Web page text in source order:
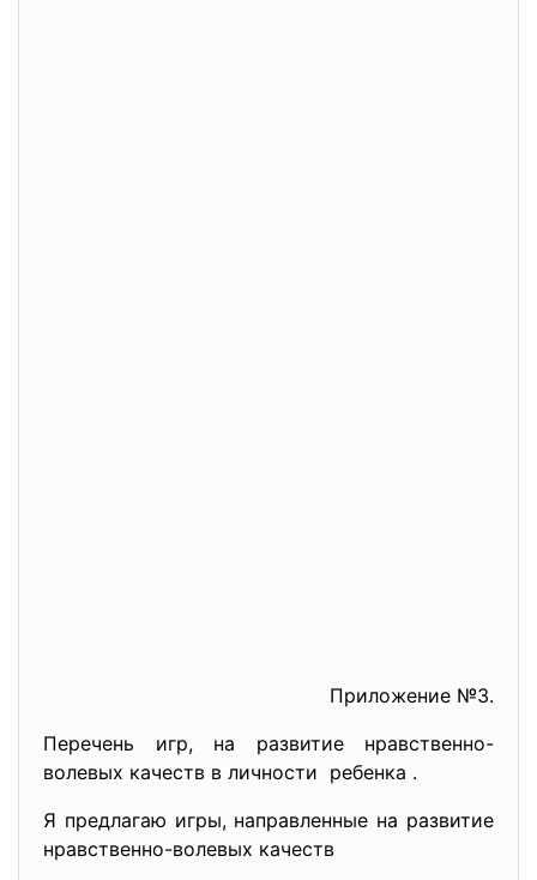
Приложение №3.
Перечень игр, на развитие нравственно-
волевых качеств в личности ребенка .
Я предлагаю игры, направленные на развитие
нравственно-волевых качеств